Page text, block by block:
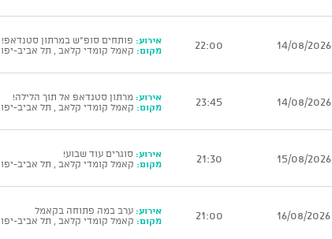
14/08/2026
22:00 אירוע: פותחים סופ"ש במרתון סטנדאפ!
מקום: קאמל קומדי קלאב , תל אביב-יפו
14/08/2026
23:45 אירוע: מרתון סטנדאפ אל תוך הלילה!
מקום: קאמל קומדי קלאב , תל אביב-יפו
15/08/2026
21:30 אירוע: סוגרים עוד שבוע!
מקום: קאמל קומדי קלאב , תל אביב-יפו
16/08/2026
21:00 אירוע: ערב במה פתוחה בקאמל
מקום: קאמל קומדי קלאב , תל אביב-יפו